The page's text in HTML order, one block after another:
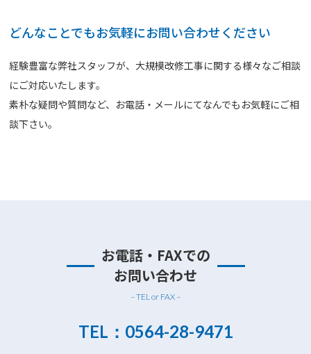
どんなことでもお気軽にお問い合わせください
経験豊富な弊社スタッフが、大規模改修工事に関する様々なご相談
にご対応いたします。
素朴な疑問や質問など、お電話・メールにてなんでもお気軽にご相
談下さい。
お電話・FAXでの
お問い合わせ
– TEL or FAX –
TEL： 0564-28-9471